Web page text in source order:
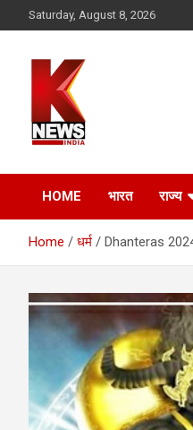
to
Saturday, August 8, 2026
HOME भारत राज्य
Home धर्म Dhanteras